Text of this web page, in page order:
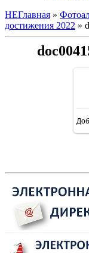
НЕГлавная »
достижения 2022 »